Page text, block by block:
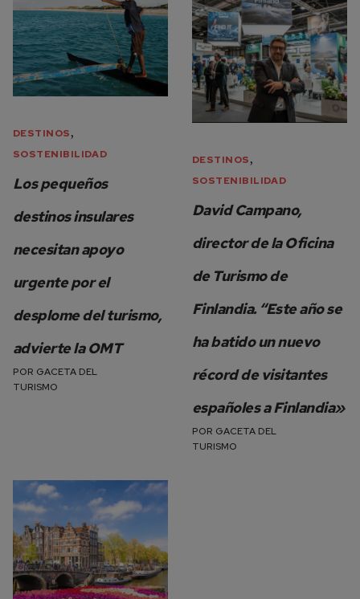
DESTINOS,
SOSTENIBILIDAD
Los pequeños
destinos insulares
necesitan apoyo
urgente por el
desplome del turismo,
advierte la OMT
POR GACETA DEL
TURISMO
DESTINOS,
SOSTENIBILIDAD
David Campano,
director de la Oficina
de Turismo de
Finlandia. “Este año se
ha batido un nuevo
récord de visitantes
españoles a Finlandia»
POR GACETA DEL
TURISMO